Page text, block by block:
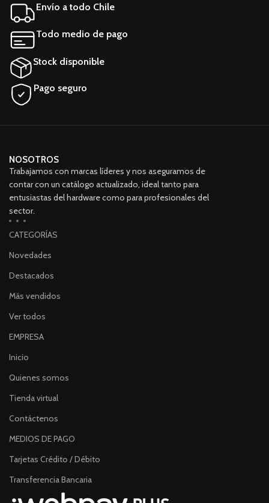
Envío a todo Chile
Todo medio de pago
Stock disponible
Pago seguro
NOSOTROS
Trabajamos con marcas líderes y nos aseguramos de
contar con un catálogo actualizado, ideal tanto para
entusiastas del hardware como para profesionales del
sector.
CATEGORÍAS
Novedades
Destacados
Más vendidos
Ver todos
EMPRESA
Inicio
Quienes somos
Tienda virtual
Contáctenos
MEDIOS DE PAGO
Tarjetas Crédito / Débito
Transferencia Bancaria